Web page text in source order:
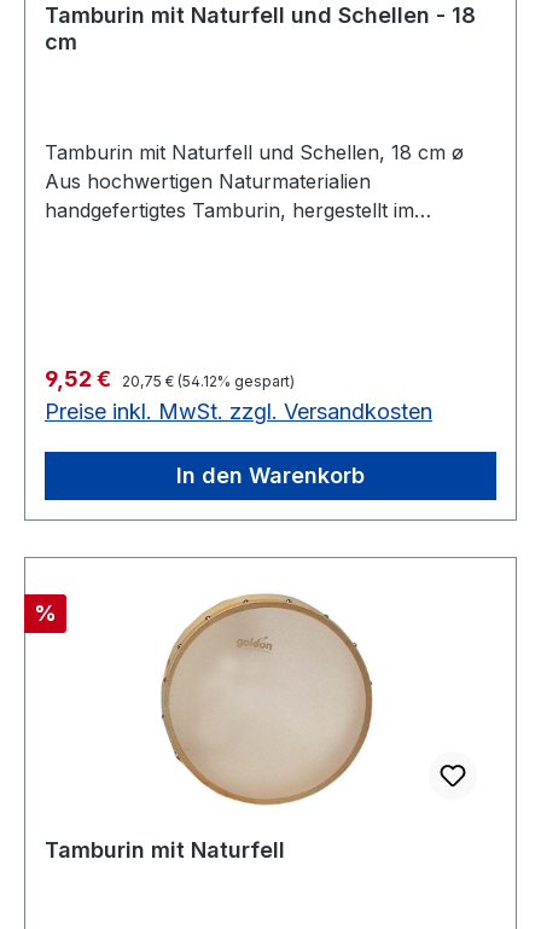
Tamburin mit Naturfell und Schellen - 18
cm
Tamburin mit Naturfell und Schellen, 18 cm ø
Aus hochwertigen Naturmaterialien
handgefertigtes Tamburin, hergestellt im
noch 12 Stück auf Lager
Verkaufspreis:
9,52 € Regulärer Preis:
20,75 € (54.12% gespart)
Preise inkl. MwSt. zzgl. Versandkosten
In den Warenkorb
Rabatt
%
Tamburin mit Naturfell